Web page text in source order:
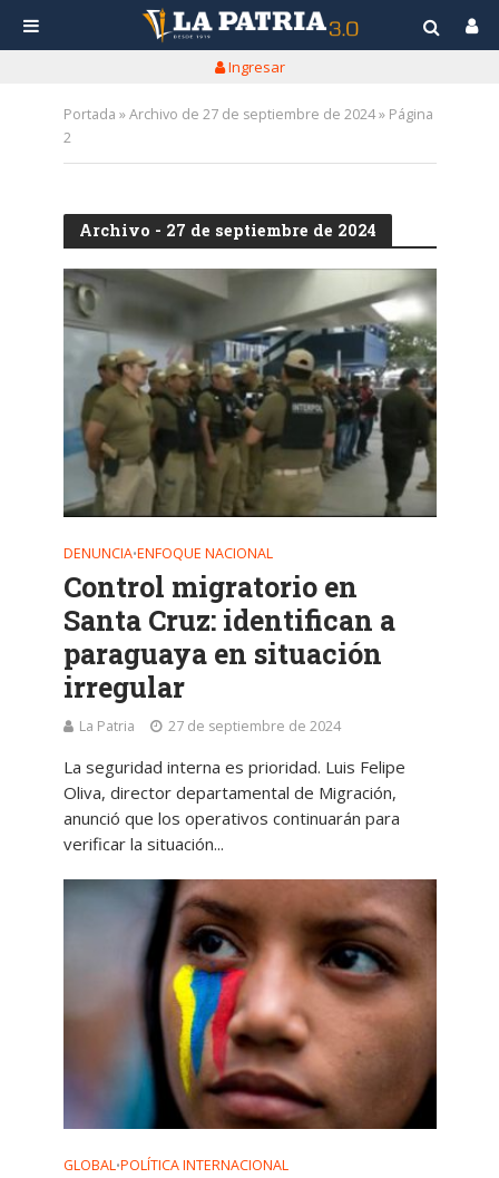
Ingresar
Portada »Archivo de 27 de septiembre de 2024» Página
2
Archivo - 27 de septiembre de 2024
DENUNCIA•ENFOQUE NACIONAL
Control migratorio en
Santa Cruz: identifican a
paraguaya en situación
irregular
La Patria 27 de septiembre de 2024
La seguridad interna es prioridad. Luis Felipe
Oliva, director departamental de Migración,
anunció que los operativos continuarán para
verificar la situación...
GLOBAL•POLÍTICA INTERNACIONAL